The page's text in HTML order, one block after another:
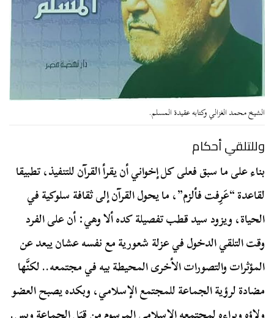
الشيخ محمد الغزالي وكتابه عقيدة المسلم.
وللتلقي أحكام
بناء على ما سبق فعلى كل إخواني أن يقرأ القرآن للتنفيذ، تطبيقا
لقاعدة “عَرِفت فألزم”، ما يحول القرآن إلى ثقافة سلوكية في
الحياة، ويزود سيد قطب تفصيلة كده ألا وهي: أن على الفرد
وقت التلقي الدخول في عزلة شعورية مع نفسه عشان يبعد عن
المؤثرات والتصورات الأخرى المحيطة بيه في مجتمعه.. لكنَّها
مضادة لرؤية الجماعة للمجتمع الإسلامي، وبكده يصبح العضو